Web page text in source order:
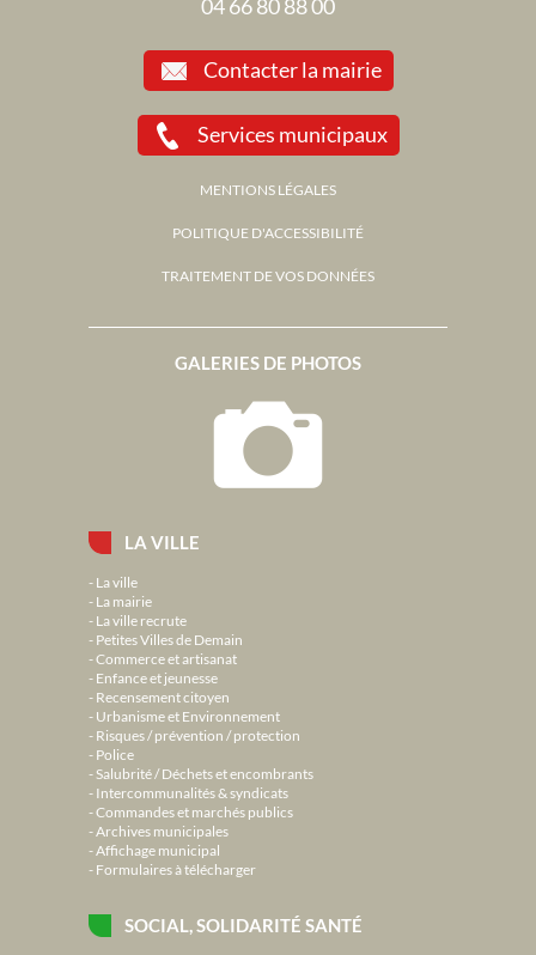
LA VILLE
La ville
La mairie
La ville recrute
Petites Villes de Demain
Commerce et artisanat
Enfance et jeunesse
Recensement citoyen
Urbanisme et Environnement
Risques / prévention / protection
Police
Salubrité / Déchets et encombrants
Intercommunalités & syndicats
Commandes et marchés publics
Archives municipales
Affichage municipal
Formulaires à télécharger
SOCIAL, SOLIDARITÉ SANTÉ
GALERIES DE PHOTOS
04 66 80 88 00
Contacter la mairie
Services municipaux
MENTIONS LÉGALES
POLITIQUE D'ACCESSIBILITÉ
TRAITEMENT DE VOS DONNÉES